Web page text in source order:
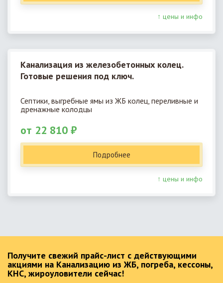
↑ цены и инфо
Канализация из железобетонных колец.
Готовые решения под ключ.
Септики, выгребные ямы из ЖБ колец, переливные и
дренажные колодцы
от 22 810 ₽
Подробнее
↑ цены и инфо
Получите свежий прайс-лист с действующими
акциями на Канализацию из ЖБ, погреба, кессоны,
КНС, жироуловители сейчас!